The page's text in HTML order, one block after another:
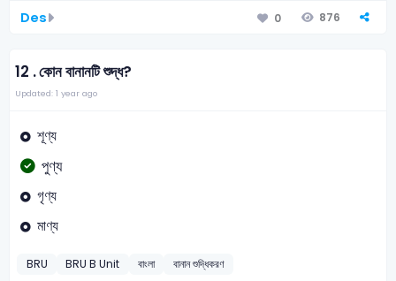
Des 0 876
12 .কোন বানানটি শুদ্ধ?
Updated: 1 year ago
শূণ্য
পুণ্য
গৃণ্য
মাণ্য
BRU BRU B Unit বাংলা বানান শুদ্ধিকরণ